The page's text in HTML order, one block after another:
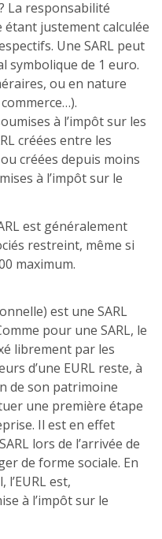
La responsabilité
étant justement calculée
Une SARL peut
symbolique de 1 euro.
ou en nature
à l’impôt sur les
créées entre les
créées depuis moins
à l’impôt sur le
est généralement
restreint, même si
maximum.
est une SARL
pour une SARL, le
librement par les
d’une EURL reste, à
de son patrimoine
une première étape
Il est en effet
lors de l’arrivée de
de forme sociale. En
est,
à l’impôt sur le